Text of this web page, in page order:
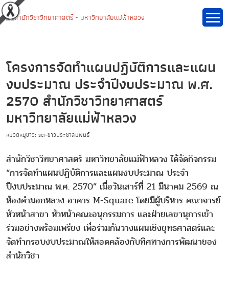
โครงการจัดทำแผนปฏิบัติการและแผน
งบประมาณ ประจำปีงบประมาณ พ.ศ.
2570 สำนักวิชาวิทยาศาสตร์
มหาวิทยาลัยแม่ฟ้าหลวง
หมวดหมู่ข่าว: sci-ข่าวประชาสัมพันธ์
สำนักวิชาวิทยาศาสตร์ มหาวิทยาลัยแม่ฟ้าหลวง ได้จัดกิจกรรม
“การจัดทำแผนปฏิบัติการและแผนงบประมาณ ประจำ
ปีงบประมาณ พ.ศ. 2570” เมื่อวันเสาร์ที่ 21 มีนาคม 2569 ณ
ห้องคำมอกหลวง อาคาร M-Square โดยมีผู้บริหาร คณาจารย์
หัวหน้าสาขา หัวหน้าคณะอนุกรรมการ และฝ่ายเลขานุการเข้า
ร่วมอย่างพร้อมเพรียง เพื่อร่วมกันวางแผนเชิงยุทธศาสตร์และ
จัดทำกรอบงบประมาณให้สอดคล้องกับทิศทางการพัฒนาของ
สำนักวิชา